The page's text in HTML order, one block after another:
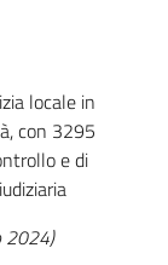
locale in
con 3295
e di
2024)